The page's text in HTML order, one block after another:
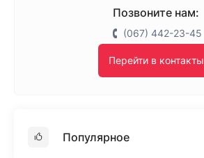
Позвоните нам:
(067) 442-23-45
Перейти в контакты
Популярное